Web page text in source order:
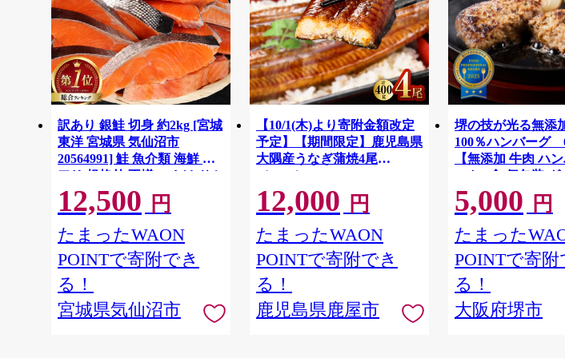
訳あり 銀鮭 切身 約2kg [宮城
東洋 宮城県 気仙沼市
20564991] 鮭 魚介類 海鮮 訳
アリ 規格外 不揃い さけ サケ
鮭切身 シャケ 切り身 冷凍 家
庭用 おかず 弁当 支援 サーモ
ン 銀鮭切り身 魚 わけあり
12,500 円
たまったWAON
POINTで寄附でき
る！
宮城県気仙沼市
【10/1(木)より寄附金額改定
予定】【期間限定】鹿児島県
大隅産うなぎ蒲焼4尾
（400g）
12,000 円
たまったWAON
POINTで寄附でき
る！
鹿児島県鹿屋市
堺の技が光る無添
100％ハンバーグ
【無添加 牛肉 ハ
ット 6食 個包装 グ
るだけ 冷凍 惣菜
気 おすすめ ギフト
取り寄せ 通販 送料
さと納税 大阪 堺
5,000 円
たまった
POINTで寄附
る！
大阪府堺市